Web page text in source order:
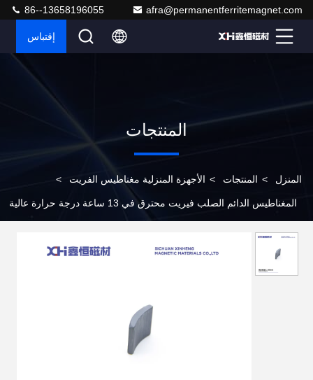
afra@permanentferritemagnet.com
86--13658196055
إقتباس
المنتجات
المنزل > المنتجات > الأجهزة المنزلية مغناطيس الفريت >
المغناطيس الدائم الصلب فيريت محترق في 13 ساعة درجة حرارة عالية